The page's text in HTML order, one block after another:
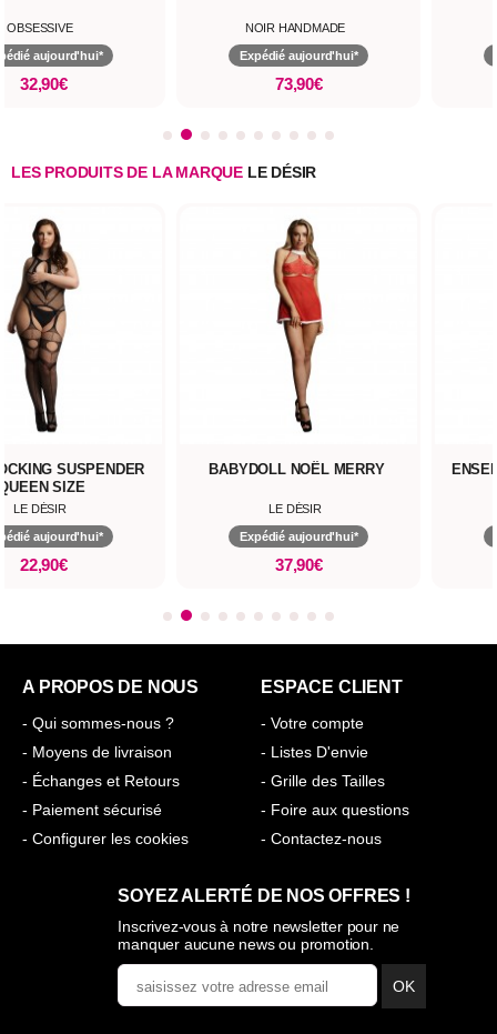
OBSESSIVE
aujourd'hui*
32,90€
NOIR HANDMADE
Expédié aujourd'hui*
73,90€
LES PRODUITS DE LA MARQUE LE DÉSIR
SUSPENDER
SIZE
LE DÉSIR
aujourd'hui*
22,90€
BABYDOLL NOËL MERRY
LE DÉSIR
Expédié aujourd'hui*
37,90€
A PROPOS DE NOUS
- Qui sommes-nous ?
- Moyens de livraison
- Échanges et Retours
- Paiement sécurisé
- Configurer les cookies
ESPACE CLIENT
- Votre compte
- Listes D'envie
- Grille des Tailles
- Foire aux questions
- Contactez-nous
SOYEZ ALERTÉ DE NOS OFFRES !
Inscrivez-vous à notre newsletter pour ne
manquer aucune news ou promotion.
OK